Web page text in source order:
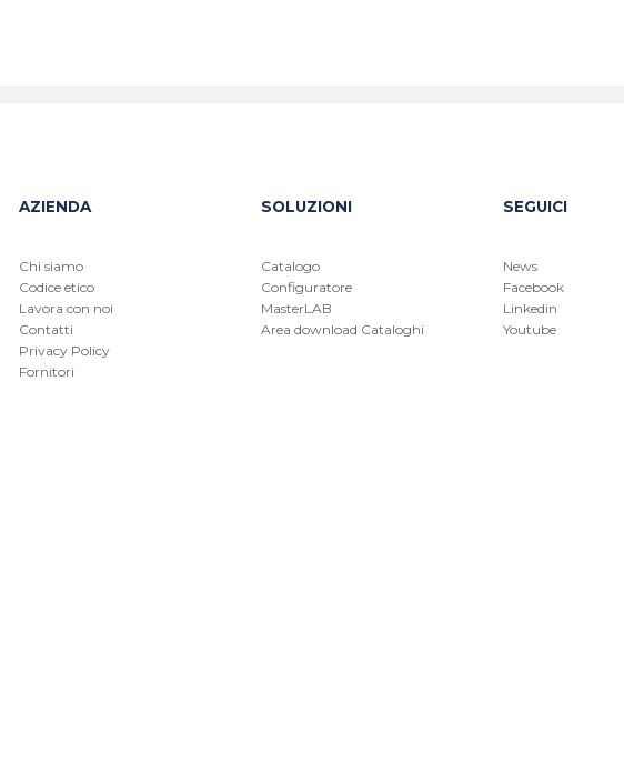
AZIENDA
Chi siamo
Codice etico
Lavora con noi
Contatti
Privacy Policy
Fornitori
SOLUZIONI
Catalogo
Configuratore
MasterLAB
Area download Cataloghi
SEGUICI
News
Facebook
Linkedin
Youtube